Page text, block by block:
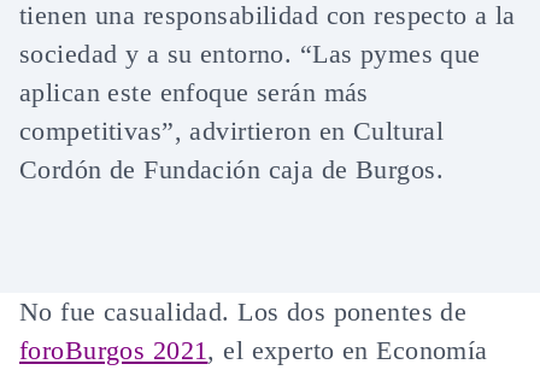
tienen una responsabilidad con respecto a la
sociedad y a su entorno. “Las pymes que
aplican este enfoque serán más
competitivas”, advirtieron en Cultural
Cordón de Fundación caja de Burgos.
No fue casualidad. Los dos ponentes de
foroBurgos 2021, el experto en Economía